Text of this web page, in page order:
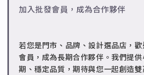
設計。
批發會員：達門檻享免運優惠，出
✻ 一般會員
✻ 批發會員
請聯繫 LINE 客服 @jfq1926j 協助
加入批發會員，成為合作夥伴
若您是門市、品牌、設計選品店，
會員，成為長期合作夥伴。我們提
期、穩定品質，期待與您一起創造雙